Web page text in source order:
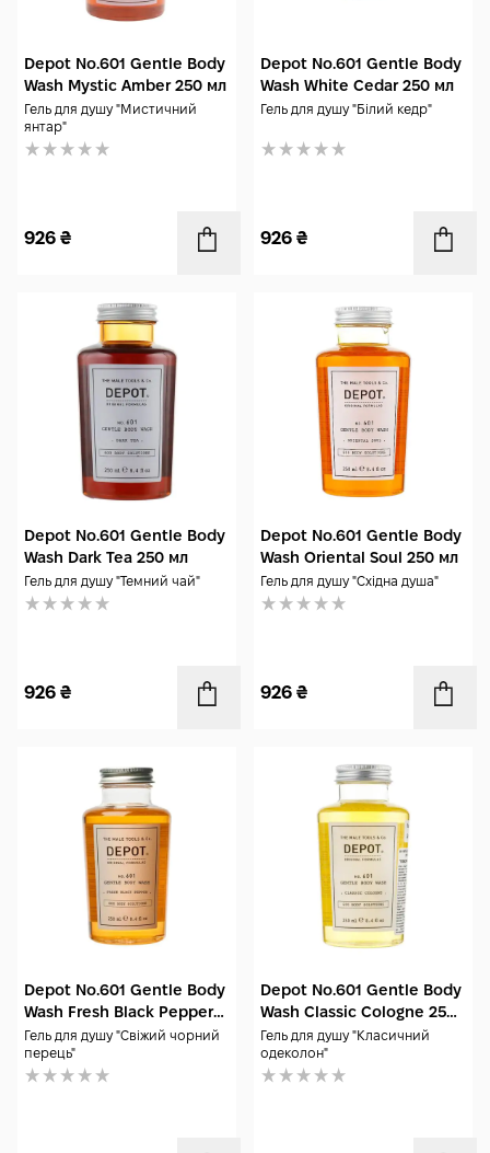
Depot No.601 Gentle Body
Wash Mystic Amber 250 мл
Гель для душу "Мистичний
янтар"
926 ₴
Depot No.601 Gentle Body
Wash White Cedar 250 мл
Гель для душу "Білий кедр"
926 ₴
Depot No.601 Gentle Body
Wash Dark Tea 250 мл
Гель для душу "Темний чай"
926 ₴
Depot No.601 Gentle Body
Wash Oriental Soul 250 мл
Гель для душу "Східна душа"
926 ₴
Depot No.601 Gentle Body
Wash Fresh Black Pepper
250 мл
Гель для душу "Свіжий чорний
перець"
Depot No.601 Gentle Body
Wash Classic Cologne 250
мл
Гель для душу "Класичний
одеколон"